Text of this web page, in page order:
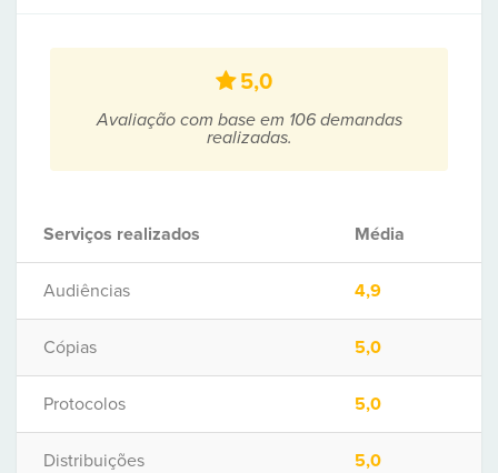
5,0
Avaliação com base em 106 demandas
realizadas.
Serviços realizados Média
Audiências 4,9
Cópias 5,0
Protocolos 5,0
Distribuições 5,0